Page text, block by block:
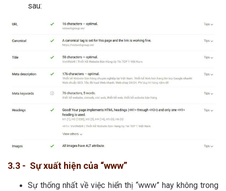
sau:
3.3 - Sự xuất hiện của “www”
Sự thống nhất về việc hiển thị “www” hay không trong